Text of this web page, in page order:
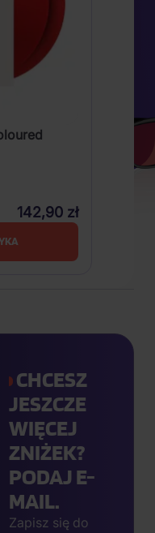
142,90 zł
CHCESZ
JESZCZE
WIĘCEJ
ZNIŻEK?
PODAJ E-
MAIL.
Zapisz się do